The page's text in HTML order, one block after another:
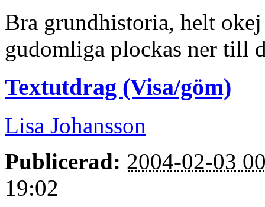
Bra grundhistoria, helt
gudomliga plockas ner till
Textutdrag (Visa/göm)
Lisa Johansson
Publicerad: 2004-02-03
19:02